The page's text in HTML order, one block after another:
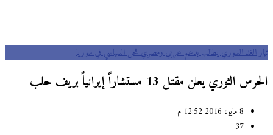
الغد السوري يطالب بدعم عربي ومصري للحل السياسي في سوريا
الثوري يعلن مقتل 13 مستشاراً إيرانياً بريف حلب
8 مايو، 2016 12:52 م
37